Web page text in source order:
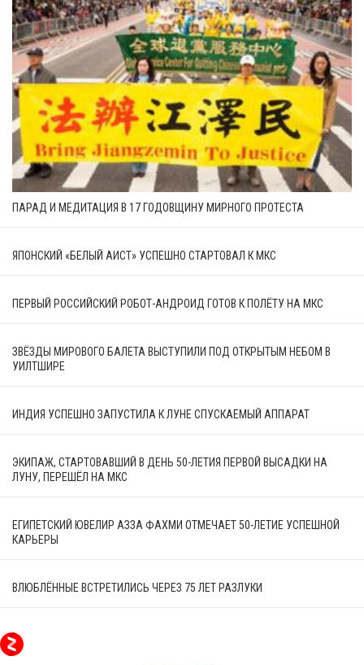
ПАРАД И МЕДИТАЦИЯ В 17 ГОДОВЩИНУ МИРНОГО ПРОТЕСТА
ЯПОНСКИЙ «БЕЛЫЙ АИСТ» УСПЕШНО СТАРТОВАЛ К МКС
ПЕРВЫЙ РОССИЙСКИЙ РОБОТ-АНДРОИД ГОТОВ К ПОЛЁТУ НА МКС
ЗВЁЗДЫ МИРОВОГО БАЛЕТА ВЫСТУПИЛИ ПОД ОТКРЫТЫМ НЕБОМ В
УИЛТШИРЕ
ИНДИЯ УСПЕШНО ЗАПУСТИЛА К ЛУНЕ СПУСКАЕМЫЙ АППАРАТ
ЭКИПАЖ, СТАРТОВАВШИЙ В ДЕНЬ 50-ЛЕТИЯ ПЕРВОЙ ВЫСАДКИ НА
ЛУНУ, ПЕРЕШЁЛ НА МКС
ЕГИПЕТСКИЙ ЮВЕЛИР АЗЗА ФАХМИ ОТМЕЧАЕТ 50-ЛЕТИЕ УСПЕШНОЙ
КАРЬЕРЫ
ВЛЮБЛЁННЫЕ ВСТРЕТИЛИСЬ ЧЕРЕЗ 75 ЛЕТ РАЗЛУКИ